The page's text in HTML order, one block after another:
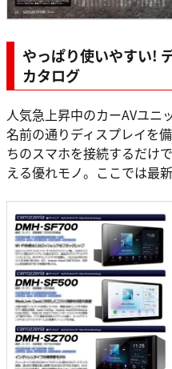
やっぱり使いやすい!
カタログ
人気急上昇中のカーAVユニ
名前の通りディスプレイを
ちのスマホを接続するだけ
える優れモノ。ここでは最